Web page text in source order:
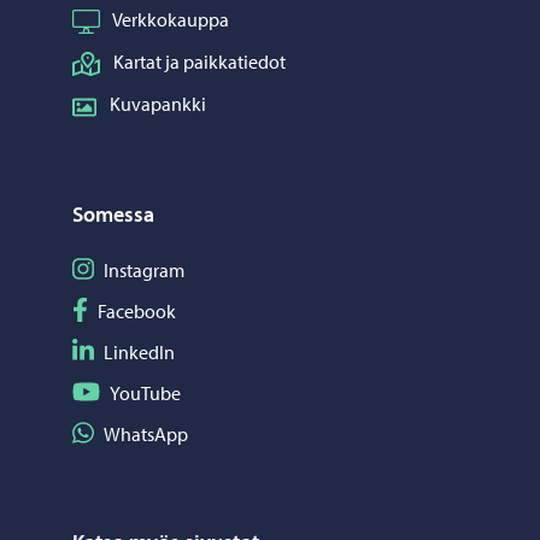
Verkkokauppa
Kartat ja paikkatiedot
Kuvapankki
Somessa
Seuraa Instagram
Instagram
Seuraa Facebook
Facebook
Seuraa LinkedIn
LinkedIn
Seuraa YouTube
YouTube
Jaa WhatsApp
WhatsApp